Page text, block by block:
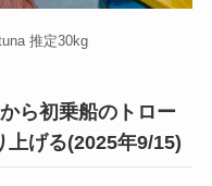
推定30kg
ら初乗船のトロー
上げる(2025年9/15)